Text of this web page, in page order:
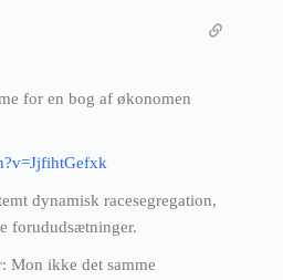
for en bog af økonomen
dynamisk racesegregation,
forududsætninger.
Mon ikke det samme